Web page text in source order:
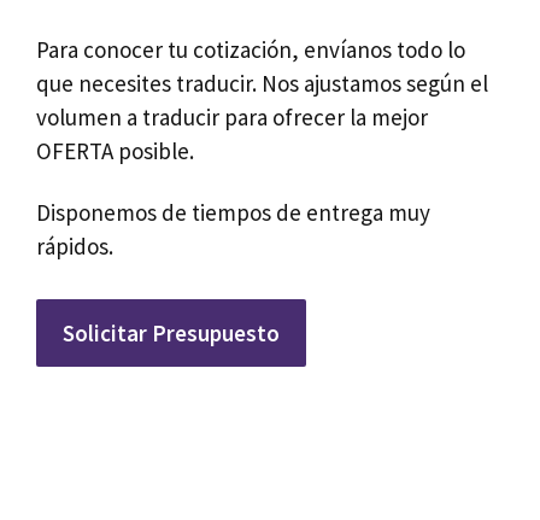
Para conocer tu cotización, envíanos todo lo
que necesites traducir. Nos ajustamos según el
volumen a traducir para ofrecer la mejor
OFERTA posible.
Disponemos de tiempos de entrega muy
rápidos.
Solicitar Presupuesto